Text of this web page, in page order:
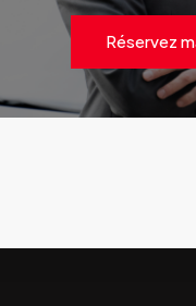
Réservez